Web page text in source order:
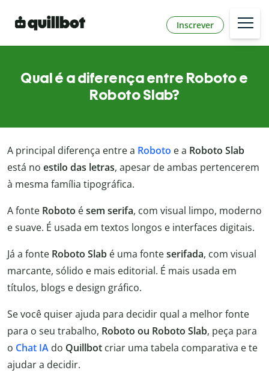
Inscrever
Qual é a diferença entre Roboto e
Roboto Slab?
A principal diferença entre a Roboto e a Roboto Slab
está no estilo das letras, apesar de ambas pertencerem
à mesma família tipográfica.
A fonte Roboto ésem serifa, com visual limpo, moderno
e suave. É usada em textos longos e interfaces digitais.
Já a fonte Roboto Slab é uma fonteserifada, com visual
marcante, sólido e mais editorial. É mais usada em
títulos, blogs e design gráfico.
Se você quiser ajuda para decidir qual a melhor fonte
para o seu trabalho, Roboto ou Roboto Slab, peça para
o Chat IA do Quillbot criar uma tabela comparativa e te
ajudar a decidir.